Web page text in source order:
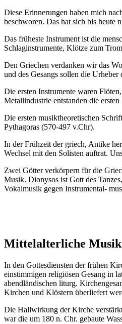
Diese Erinnerungen haben mich
beschworen. Das hat sich bis heute
Das früheste Instrument ist die
Schlaginstrumente, Klötze zum
Den Griechen verdanken wir das
und des Gesangs sollen die
Die ersten Instrumente waren
Metallindustrie entstanden die ersten
Die ersten musiktheoretischen
Pythagoras (570-497 v.Chr).
In der Frühzeit der griech, Antike
Wechsel mit den Solisten auftrat.
Zwei Götter verkörpern für die
Musik. Dionysos ist Gott des
Vokalmusik gegen Instrumental-
Mittelalterliche Musik
In den Gottesdiensten der frühen
einstimmigen religiösen Gesang in
abendländischen liturg.
Kirchen und Klöstern überliefert
Die Hallwirkung der Kirche
war die um 180 n. Chr. gebaute